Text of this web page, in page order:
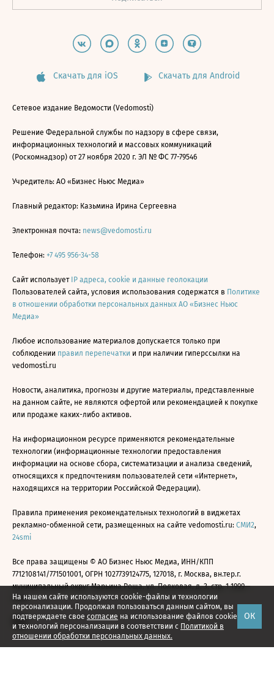
На нашем сайте используются cookie-файлы и технологии
персонализации. Продолжая пользоваться данным сайтом, вы
подтверждаете свое согласие на использование файлов cookie
и технологий персонализации в соответствии с Политикой в
отношении обработки персональных данных.
ОК
Скачать для iOS Скачать для Android
Сетевое издание Ведомости (Vedomosti)
Решение Федеральной службы по надзору в сфере связи,
информационных технологий и массовых коммуникаций
(Роскомнадзор) от 27 ноября 2020 г. ЭЛ № ФС 77-79546
Учредитель: АО «Бизнес Ньюс Медиа»
Главный редактор: Казьмина Ирина Сергеевна
Электронная почта: news@vedomosti.ru
Телефон: +7 495 956-34-58
Сайт использует IP адреса, cookie и данные геолокации
Пользователей сайта, условия использования содержатся в Политике
в отношении обработки персональных данных АО «Бизнес Ньюс
Медиа»
Любое использование материалов допускается только при
соблюдении правил перепечатки и при наличии гиперссылки на
vedomosti.ru
Новости, аналитика, прогнозы и другие материалы, представленные
на данном сайте, не являются офертой или рекомендацией к покупке
или продаже каких-либо активов.
На информационном ресурсе применяются рекомендательные
технологии (информационные технологии предоставления
информации на основе сбора, систематизации и анализа сведений,
относящихся к предпочтениям пользователей сети «Интернет»,
находящихся на территории Российской Федерации).
Правила применения рекомендательных технологий в виджетах
рекламно-обменной сети, размещенных на сайте vedomosti.ru: СМИ2,
24smi
Все права защищены © АО Бизнес Ньюс Медиа, ИНН/КПП
7712108141/771501001, ОГРН 1027739124775, 127018, г. Москва, вн.тер.г.
муниципальный округ Марьина Роща, ул. Полковая, д. 3, стр. 1 1999—
2026